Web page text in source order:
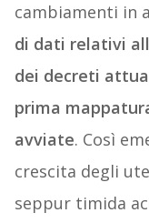
cambiamenti in
di dati relativi
dei decreti
prima
avviate. Così
crescita degli
seppur timida